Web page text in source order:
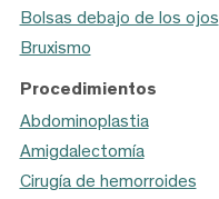
Bolsas debajo de los ojos
Bruxismo
Procedimientos
Abdominoplastia
Amigdalectomía
Cirugía de hemorroides